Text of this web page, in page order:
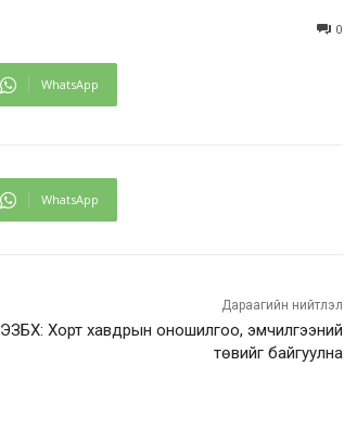
0
WhatsApp
WhatsApp
Дараагийн нийтлэл
ЭЗБХ: Хорт хавдрын оношилгоо, эмчилгээний
төвийг байгуулна